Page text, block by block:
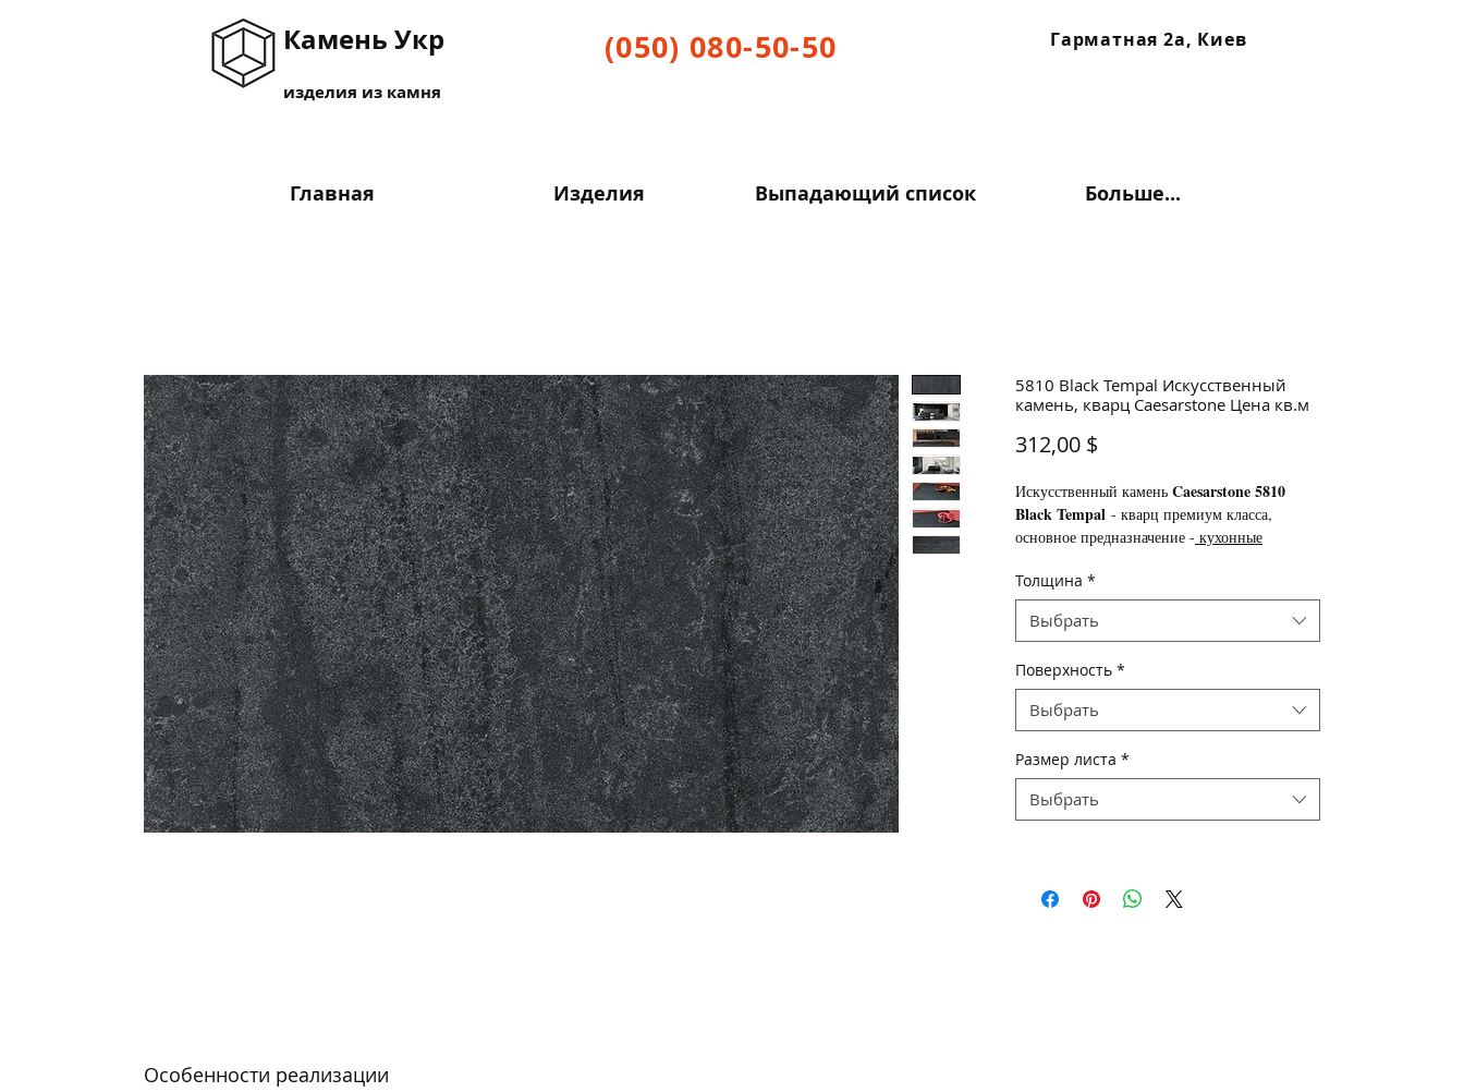
Камень Укр
изделия из камня
(050) 080-50-50 Гарматная 2а, Киев
Главная Изделия Выпадающий список Больше...
5810 Black Tempal Искусственный
камень, кварц Caesarstone Цена кв.м
312,00 $
Искусственный камень Caesarstone 5810
Black Tempal - кварц премиум класса,
основное предназначение - кухонные
изготовления подоконников, ступеней
лестниц, облицовки стен и полов.
Толщина *
Выбрать
Поверхность *
Выбрать
Размер листа *
Выбрать
Особенности реализации